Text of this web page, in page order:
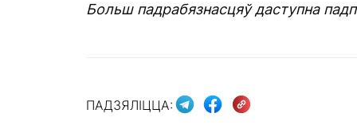
Больш падрабязнасцяў даступна
ПАДЗЯЛІЦЦА: